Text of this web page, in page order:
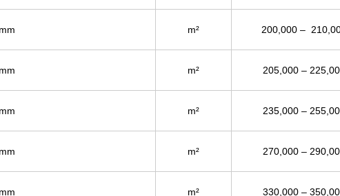
m² 200,000 –
m² 205,000 –
m² 235,000 –
m² 270,000 –
m² 330,000 –